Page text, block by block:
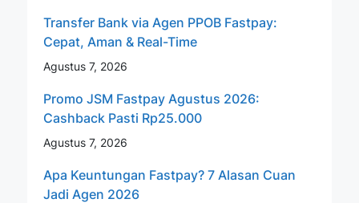
Transfer Bank via Agen PPOB Fastpay:
Cepat, Aman & Real-Time
Agustus 7, 2026
Promo JSM Fastpay Agustus 2026:
Cashback Pasti Rp25.000
Agustus 7, 2026
Apa Keuntungan Fastpay? 7 Alasan Cuan
Jadi Agen 2026